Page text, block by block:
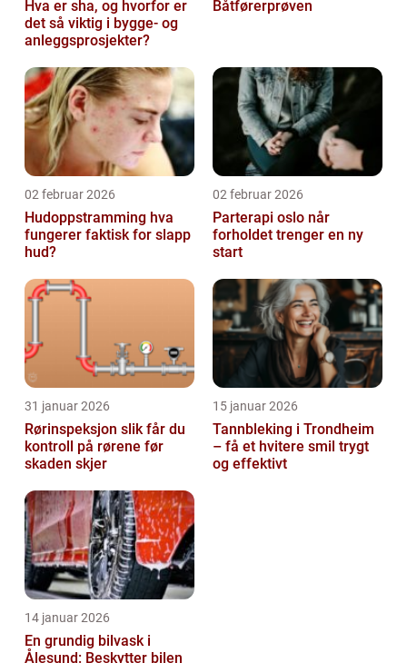
Hva er sha, og hvorfor er
det så viktig i bygge- og
anleggsprosjekter?
Båtførerprøven
02 februar 2026
Hudoppstramming hva
fungerer faktisk for slapp
hud?
02 februar 2026
Parterapi oslo når
forholdet trenger en ny
start
31 januar 2026
Rørinspeksjon slik får du
kontroll på rørene før
skaden skjer
15 januar 2026
Tannbleking i Trondheim
– få et hvitere smil trygt
og effektivt
14 januar 2026
En grundig bilvask i
Ålesund: Beskytter bilen